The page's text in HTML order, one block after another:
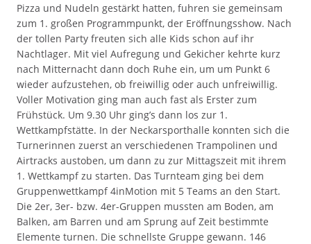
Pizza und Nudeln gestärkt hatten, fuhren sie gemeinsam
zum 1. großen Programmpunkt, der Eröffnungsshow. Nach
der tollen Party freuten sich alle Kids schon auf ihr
Nachtlager. Mit viel Aufregung und Gekicher kehrte kurz
nach Mitternacht dann doch Ruhe ein, um um Punkt 6
wieder aufzustehen, ob freiwillig oder auch unfreiwillig.
Voller Motivation ging man auch fast als Erster zum
Frühstück. Um 9.30 Uhr ging’s dann los zur 1.
Wettkampfstätte. In der Neckarsporthalle konnten sich die
Turnerinnen zuerst an verschiedenen Trampolinen und
Airtracks austoben, um dann zu zur Mittagszeit mit ihrem
1. Wettkampf zu starten. Das Turnteam ging bei dem
Gruppenwettkampf 4inMotion mit 5 Teams an den Start.
Die 2er, 3er- bzw. 4er-Gruppen mussten am Boden, am
Balken, am Barren und am Sprung auf Zeit bestimmte
Elemente turnen. Die schnellste Gruppe gewann. 146